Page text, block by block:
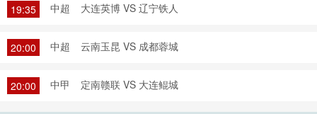
19:35 中超 大连英博 VS 辽宁铁人
20:00 中超 云南玉昆 VS 成都蓉城
20:00 中甲 定南赣联 VS 大连鲲城